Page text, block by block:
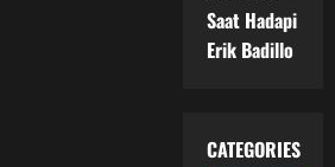
Saat Hadapi
Erik Badillo
CATEGORIES